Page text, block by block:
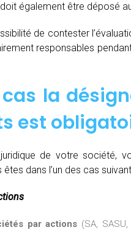
également être déposé
de contester
responsables
la
est
de votre société,
dans l’un des cas
par actions (SA,